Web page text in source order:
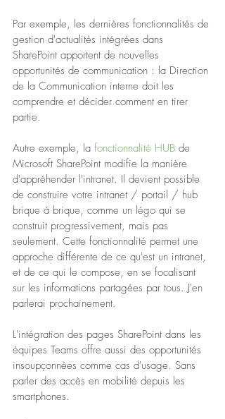
Par exemple, les dernières fonctionnalités de
gestion d'actualités intégrées dans
SharePoint apportent de nouvelles
opportunités de communication : la Direction
de la Communication interne doit les
comprendre et décider comment en tirer
partie.
Autre exemple, la fonctionnalité HUB de
Microsoft SharePoint modifie la manière
d'appréhender l'intranet. Il devient possible
de construire votre intranet / portail / hub
brique à brique, comme un légo qui se
construit progressivement, mais pas
seulement. Cette fonctionnalité permet une
approche différente de ce qu'est un intranet,
et de ce qui le compose, en se focalisant
sur les informations partagées par tous. J'en
parlerai prochainement.
L'intégration des pages SharePoint dans les
équipes Teams offre aussi des opportunités
insoupçonnées comme cas d'usage. Sans
parler des accès en mobilité depuis les
smartphones.